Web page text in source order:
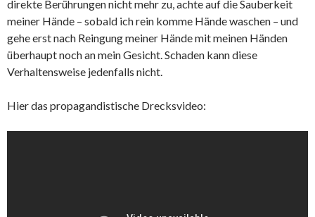
direkte Berührungen nicht mehr zu, achte auf die Sauberkeit
meiner Hände – sobald ich rein komme Hände waschen – und
gehe erst nach Reingung meiner Hände mit meinen Händen
überhaupt noch an mein Gesicht. Schaden kann diese
Verhaltensweise jedenfalls nicht.
Hier das propagandistische Drecksvideo: